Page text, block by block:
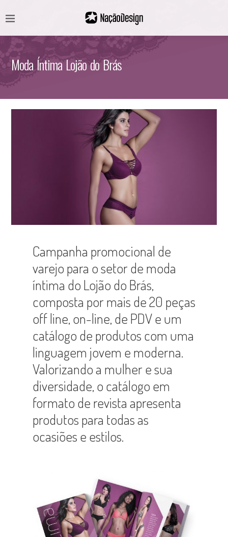
Moda Íntima Lojão do Brás
Campanha promocional de
varejo para o setor de moda
íntima do Lojão do Brás,
composta por mais de 20 peças
off line, on-line, de PDV e um
catálogo de produtos com uma
linguagem jovem e moderna.
Valorizando a mulher e sua
diversidade, o catálogo em
formato de revista apresenta
produtos para todas as
ocasiões e estilos.